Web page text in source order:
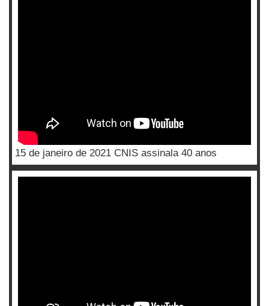
15 de janeiro de 2021 CNIS assinala 40 anos